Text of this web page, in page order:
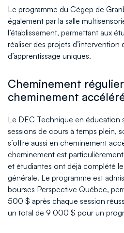
Le programme du Cégep de
également par la salle
l’établissement, permettant aux
réaliser des projets d’intervention
d’apprentissage uniques.
Cheminement
cheminement
Le DEC Technique en éducation
sessions de cours à temps plein,
s’offre aussi en cheminement
cheminement est
et étudiantes ont déjà complété
générale. Le programme est
bourses Perspective Québec,
500 $ après chaque session
un total de 9 000 $ pour un